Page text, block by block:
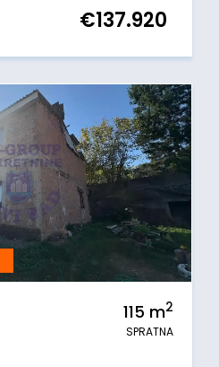
€137.920
115 m2
SPRATNA